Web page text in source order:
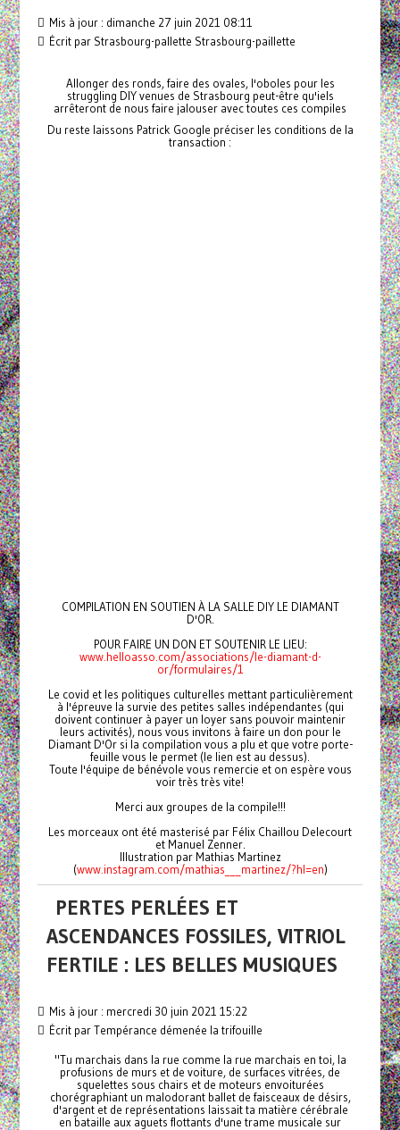
Mis à jour : dimanche 27 juin 2021 08:11
Écrit par Strasbourg-pallette Strasbourg-paillette
Allonger des ronds, faire des ovales, l'oboles pour les
struggling DIY venues de Strasbourg peut-être qu'iels
arrêteront de nous faire jalouser avec toutes ces compiles
Du reste laissons Patrick Google préciser les conditions de la
transaction :
COMPILATION EN SOUTIEN À LA SALLE DIY LE DIAMANT
D'OR.
POUR FAIRE UN DON ET SOUTENIR LE LIEU:
www.helloasso.com/associations/le-diamant-d-
or/formulaires/1
Le covid et les politiques culturelles mettant particulièrement
à l'épreuve la survie des petites salles indépendantes (qui
doivent continuer à payer un loyer sans pouvoir maintenir
leurs activités), nous vous invitons à faire un don pour le
Diamant D'Or si la compilation vous a plu et que votre porte-
feuille vous le permet (le lien est au dessus).
Toute l'équipe de bénévole vous remercie et on espère vous
voir très très vite!
Merci aux groupes de la compile!!!
Les morceaux ont été masterisé par Félix Chaillou Delecourt
et Manuel Zenner.
Illustration par Mathias Martinez
(www.instagram.com/mathias___martinez/?hl=en)
PERTES PERLÉES ET
ASCENDANCES FOSSILES, VITRIOL
FERTILE : LES BELLES MUSIQUES
Mis à jour : mercredi 30 juin 2021 15:22
Écrit par Tempérance démenée la trifouille
"Tu marchais dans la rue comme la rue marchais en toi, la
profusions de murs et de voiture, de surfaces vitrées, de
squelettes sous chairs et de moteurs envoiturées
chorégraphiant un malodorant ballet de faisceaux de désirs,
d'argent et de représentations laissait ta matière cérébrale
en bataille aux aguets flottants d'une trame musicale sur